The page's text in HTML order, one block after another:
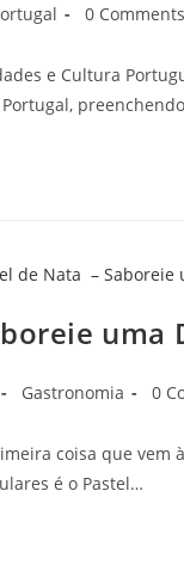
0 Comments
e Cultura
Gastronomia 0
coisa que
é o Pastel…